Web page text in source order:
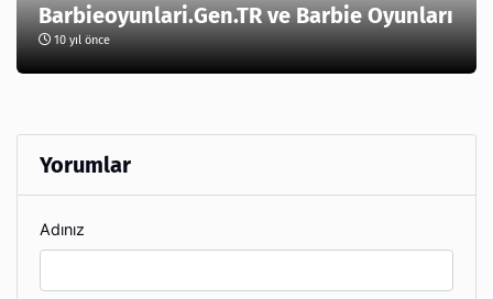
Barbieoyunlari.Gen.TR ve Barbie Oyunları
10 yıl önce
Yorumlar
Adınız